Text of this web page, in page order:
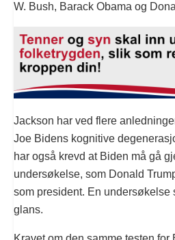
W. Bush, Barack Obama og
Jackson har ved flere
Joe Bidens kognitive
har også krevd at Biden må gå
undersøkelse, som Donald
som president. En undersøkelse
glans.